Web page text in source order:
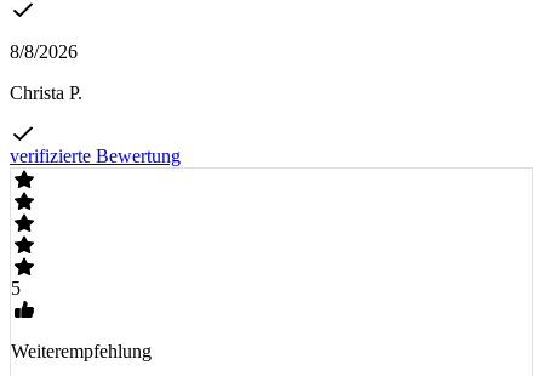
8/8/2026
Christa P.
verifizierte Bewertung
5
Weiterempfehlung